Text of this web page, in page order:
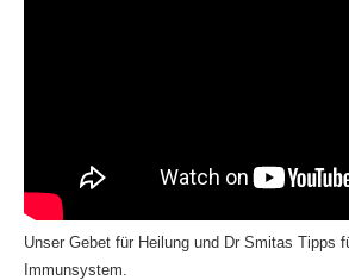
Unser Gebet für Heilung und Dr Smitas Tipps
Immunsystem.